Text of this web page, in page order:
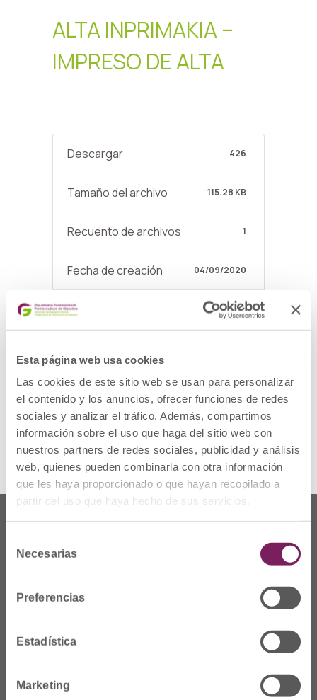
Esta página web usa cookies
Las cookies de este sitio web se usan para personalizar
el contenido y los anuncios, ofrecer funciones de redes
sociales y analizar el tráfico. Además, compartimos
información sobre el uso que haga del sitio web con
nuestros partners de redes sociales, publicidad y análisis
web, quienes pueden combinarla con otra información
que les haya proporcionado o que hayan recopilado a
partir del uso que haya hecho de sus servicios.
Necesarias
Preferencias
Estadística
Marketing
ALTA INPRIMAKIA –
IMPRESO DE ALTA
Descargar 426
Tamaño del archivo 115.28 KB
Recuento de archivos 1
Fecha de creación 04/09/2020
Última actualización 25/03/2021
Descripción
Altaren fitxa - Ficha de alta
Dónde Estamos